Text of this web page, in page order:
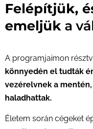
Felépítjük,
emeljük a
A programjaimon
könnyedén el tudták
vezérelvnek a
haladhattak.
Életem során cégeket